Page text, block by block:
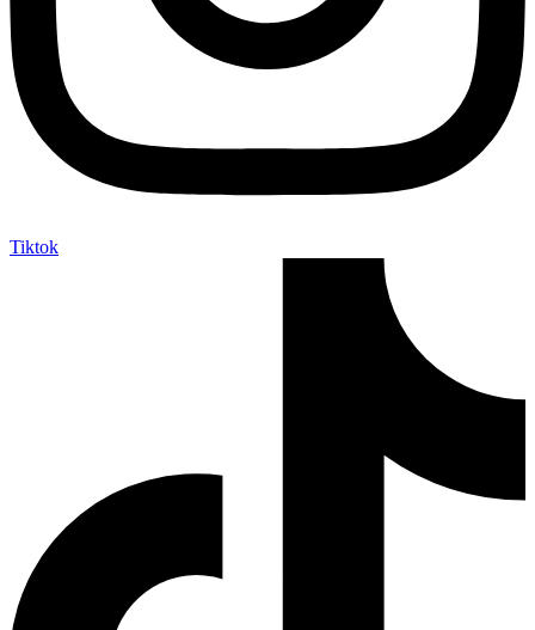
Tiktok